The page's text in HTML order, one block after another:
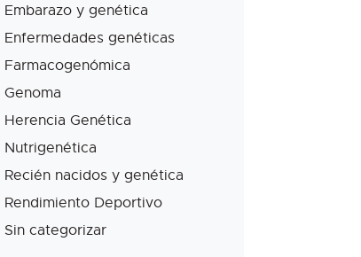
Embarazo y genética
Enfermedades genéticas
Farmacogenómica
Genoma
Herencia Genética
Nutrigenética
Recién nacidos y genética
Rendimiento Deportivo
Sin categorizar